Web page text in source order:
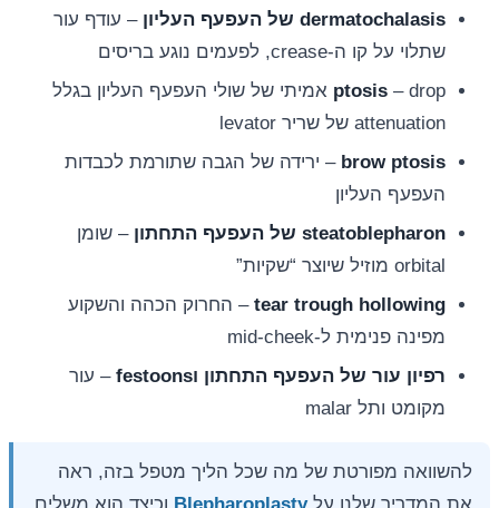
dermatochalasis של העפעף העליון
– עודף עור
שתלוי על קו ה-crease, לפעמים נוגע בריסים
ptosis – drop אמיתי של שולי העפעף העליון בגלל
attenuation של שריר levator
brow ptosis – ירידה של הגבה שתורמת לכבדות
העפעף העליון
steatoblepharon של העפעף התחתון
– שומן
orbital מוזיל שיוצר “שקיות”
tear trough hollowing – החרוק הכהה והשקוע
מפינה פנימית ל-mid-cheek
רפיון עור של העפעף התחתון וfestoons
– עור
מקומט ותל malar
להשוואה מפורטת של מה שכל הליך מטפל בזה, ראה